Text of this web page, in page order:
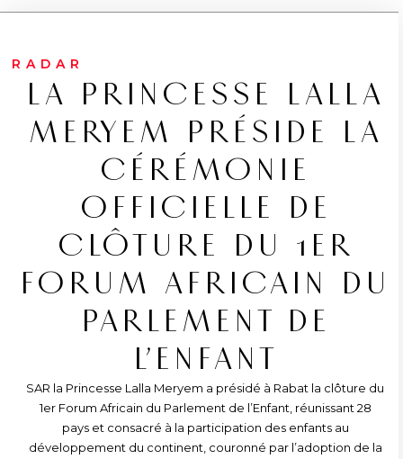
RADAR
LA PRINCESSE LALLA
MERYEM PRÉSIDE LA
CÉRÉMONIE
OFFICIELLE DE
CLÔTURE DU 1ER
FORUM AFRICAIN DU
PARLEMENT DE
L’ENFANT
SAR la Princesse Lalla Meryem a présidé à Rabat la clôture du
1er Forum Africain du Parlement de l’Enfant, réunissant 28
pays et consacré à la participation des enfants au
développement du continent, couronné par l’adoption de la